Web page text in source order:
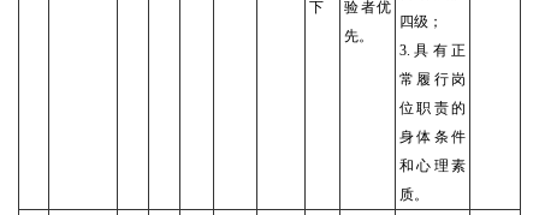
下
验者优
先。
四级；
3.具有正
常履行岗
位职责的
身体条件
和心理素
质。